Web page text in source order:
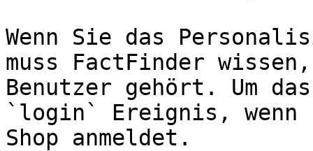
Wenn Sie das
muss FactFinder
Benutzer gehört. Um
`login` Ereignis, wenn
Shop anmeldet.